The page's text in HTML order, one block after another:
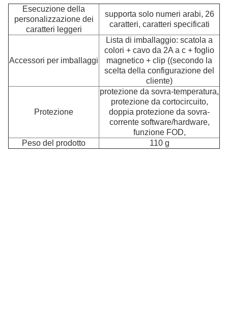
Esecuzione della
personalizzazione dei
caratteri leggeri
supporta solo numeri arabi, 26
caratteri, caratteri specificati
Accessori per imballaggi
Lista di imballaggio: scatola a
colori + cavo da 2A a c + foglio
magnetico + clip ((secondo la
scelta della configurazione del
cliente)
Protezione
protezione da sovra-temperatura,
protezione da cortocircuito,
doppia protezione da sovra-
corrente software/hardware,
funzione FOD,
Peso del prodotto
110 g